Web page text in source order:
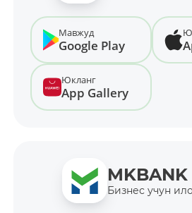
Мавжуд
Google Play
Юкланг
App Gallery
Бизнес учун